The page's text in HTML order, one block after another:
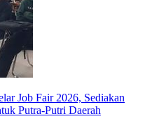
Job Fair 2026, Sediakan
Putra-Putri Daerah